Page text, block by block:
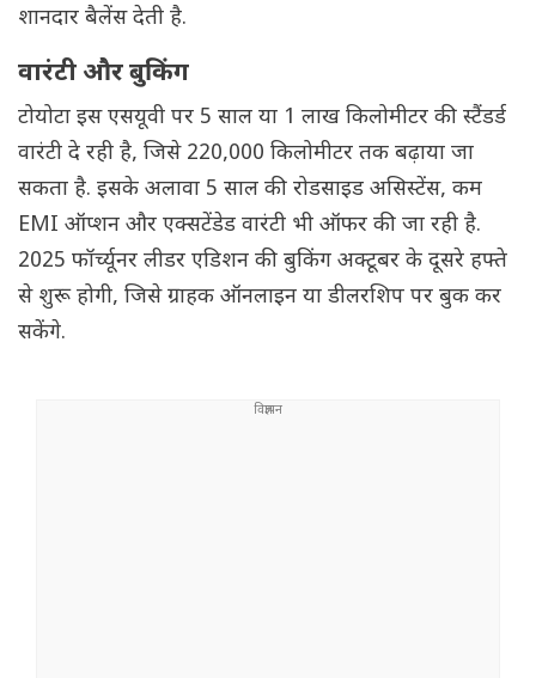
शानदार बैलेंस देती है.
वारंटी और बुकिंग
टोयोटा इस एसयूवी पर 5 साल या 1 लाख किलोमीटर की स्टैंडर्ड
वारंटी दे रही है, जिसे 220,000 किलोमीटर तक बढ़ाया जा
सकता है. इसके अलावा 5 साल की रोडसाइड असिस्टेंस, कम
EMI ऑप्शन और एक्सटेंडेड वारंटी भी ऑफर की जा रही है.
2025 फॉर्च्यूनर लीडर एडिशन की बुकिंग अक्टूबर के दूसरे हफ्ते
से शुरू होगी, जिसे ग्राहक ऑनलाइन या डीलरशिप पर बुक कर
सकेंगे.